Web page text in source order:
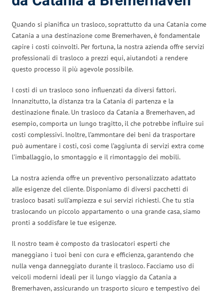
Quando si pianifica un trasloco, soprattutto da una Catania come
Catania a una destinazione come Bremerhaven, è fondamentale
capire i costi coinvolti. Per fortuna, la nostra azienda offre servizi
professionali di trasloco a prezzi equi, aiutandoti a rendere
questo processo il più agevole possibile.
I costi di un trasloco sono influenzati da diversi fattori.
Innanzitutto, la distanza tra la Catania di partenza e la
destinazione finale. Un trasloco da Catania a Bremerhaven, ad
esempio, comporta un lungo tragitto, il che potrebbe influire sui
costi complessivi. Inoltre, l’ammontare dei beni da trasportare
può aumentare i costi, così come l’aggiunta di servizi extra come
l’imballaggio, lo smontaggio e il rimontaggio dei mobili.
La nostra azienda offre un preventivo personalizzato adattato
alle esigenze del cliente. Disponiamo di diversi pacchetti di
trasloco basati sull’ampiezza e sui servizi richiesti. Che tu stia
traslocando un piccolo appartamento o una grande casa, siamo
pronti a soddisfare le tue esigenze.
Il nostro team è composto da traslocatori esperti che
maneggiano i tuoi beni con cura e efficienza, garantendo che
nulla venga danneggiato durante il trasloco. Facciamo uso di
veicoli moderni ideali per il lungo viaggio da Catania a
Bremerhaven, assicurando un trasporto sicuro e tempestivo dei